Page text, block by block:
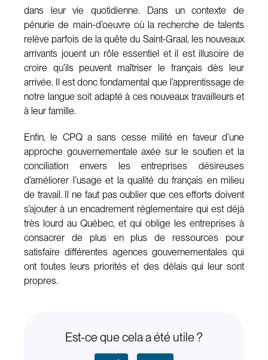
dans leur vie quotidienne. Dans un contexte de
pénurie de main-d’oeuvre où la recherche de talents
relève parfois de la quête du Saint-Graal, les nouveaux
arrivants jouent un rôle essentiel et il est illusoire de
croire qu’ils peuvent maîtriser le français dès leur
arrivée. Il est donc fondamental que l’apprentissage de
notre langue soit adapté à ces nouveaux travailleurs et
à leur famille.
Enfin, le CPQ a sans cesse milité en faveur d’une
approche gouvernementale axée sur le soutien et la
conciliation envers les entreprises désireuses
d’améliorer l’usage et la qualité du français en milieu
de travail. Il ne faut pas oublier que ces efforts doivent
s’ajouter à un encadrement réglementaire qui est déjà
très lourd au Québec, et qui oblige les entreprises à
consacrer de plus en plus de ressources pour
satisfaire différentes agences gouvernementales qui
ont toutes leurs priorités et des délais qui leur sont
propres.
Est-ce que cela a été utile ?